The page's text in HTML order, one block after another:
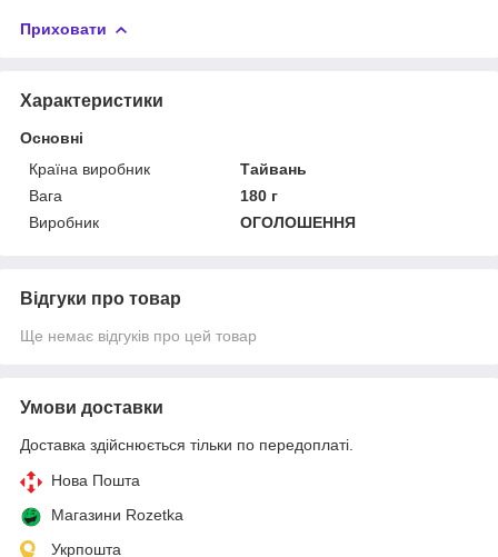
Приховати
Характеристики
Основні
Країна виробник
Тайвань
Вага
180 г
Виробник
ОГОЛОШЕННЯ
Відгуки про товар
Ще немає відгуків про цей товар
Умови доставки
Доставка здійснюється тільки по передоплаті.
Нова Пошта
Магазини Rozetka
Укрпошта